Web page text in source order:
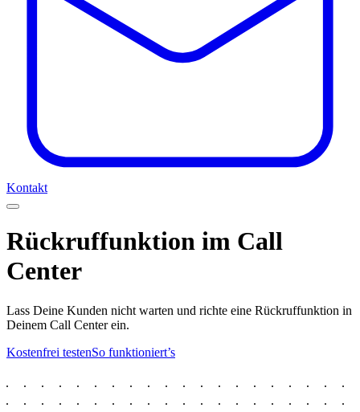
Kontakt
Rückruffunktion im Call
Center
Lass Deine Kunden nicht warten und richte eine Rückruffunktion in
Deinem Call Center ein.
Kostenfrei testenSo funktioniert’s